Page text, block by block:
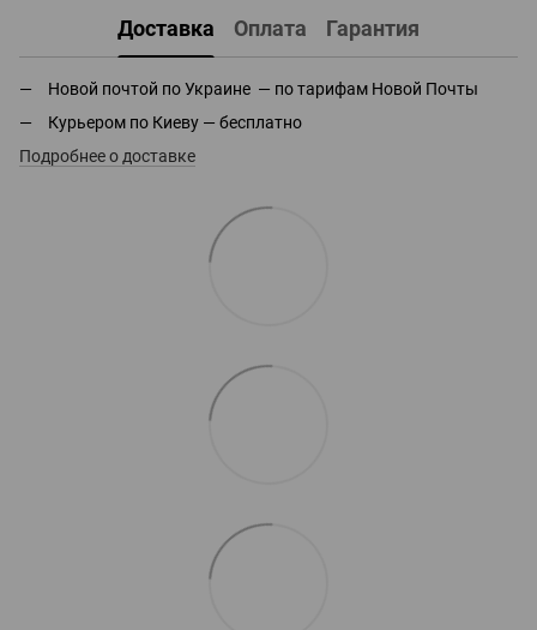
Доставка Оплата Гарантия
Новой почтой по Украине — по тарифам Новой Почты
Курьером по Киеву — бесплатно
Подробнее о доставке